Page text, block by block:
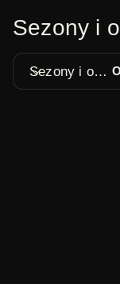
Sezony i
Sezony i odcinki